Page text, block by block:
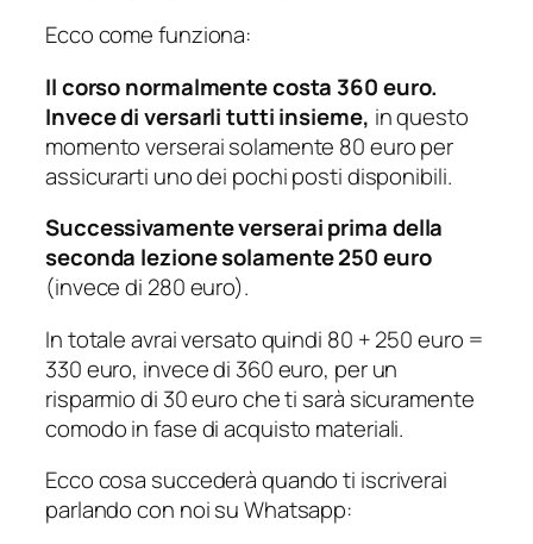
Ecco come funziona:
Il corso normalmente costa 360 euro.
Invece di versarli tutti insieme, in questo
momento verserai solamente 80 euro per
assicurarti uno dei pochi posti disponibili.
Successivamente verserai prima della
seconda lezionesolamente 250 euro
(invece di 280 euro).
In totale avrai versato quindi 80 + 250 euro =
330 euro, invece di 360 euro, per un
risparmio di 30 euro che ti sarà sicuramente
comodo in fase di acquisto materiali.
Ecco cosa succederà quando ti iscriverai
parlando con noi su Whatsapp: